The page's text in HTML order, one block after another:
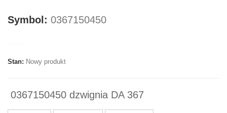
Symbol: 0367150450
Stan: Nowy produkt
0367150450 dzwignia DA 367